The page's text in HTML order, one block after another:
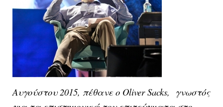
Αυγούστου 2015, πέθανε o Oliver Sacks, γνωστός